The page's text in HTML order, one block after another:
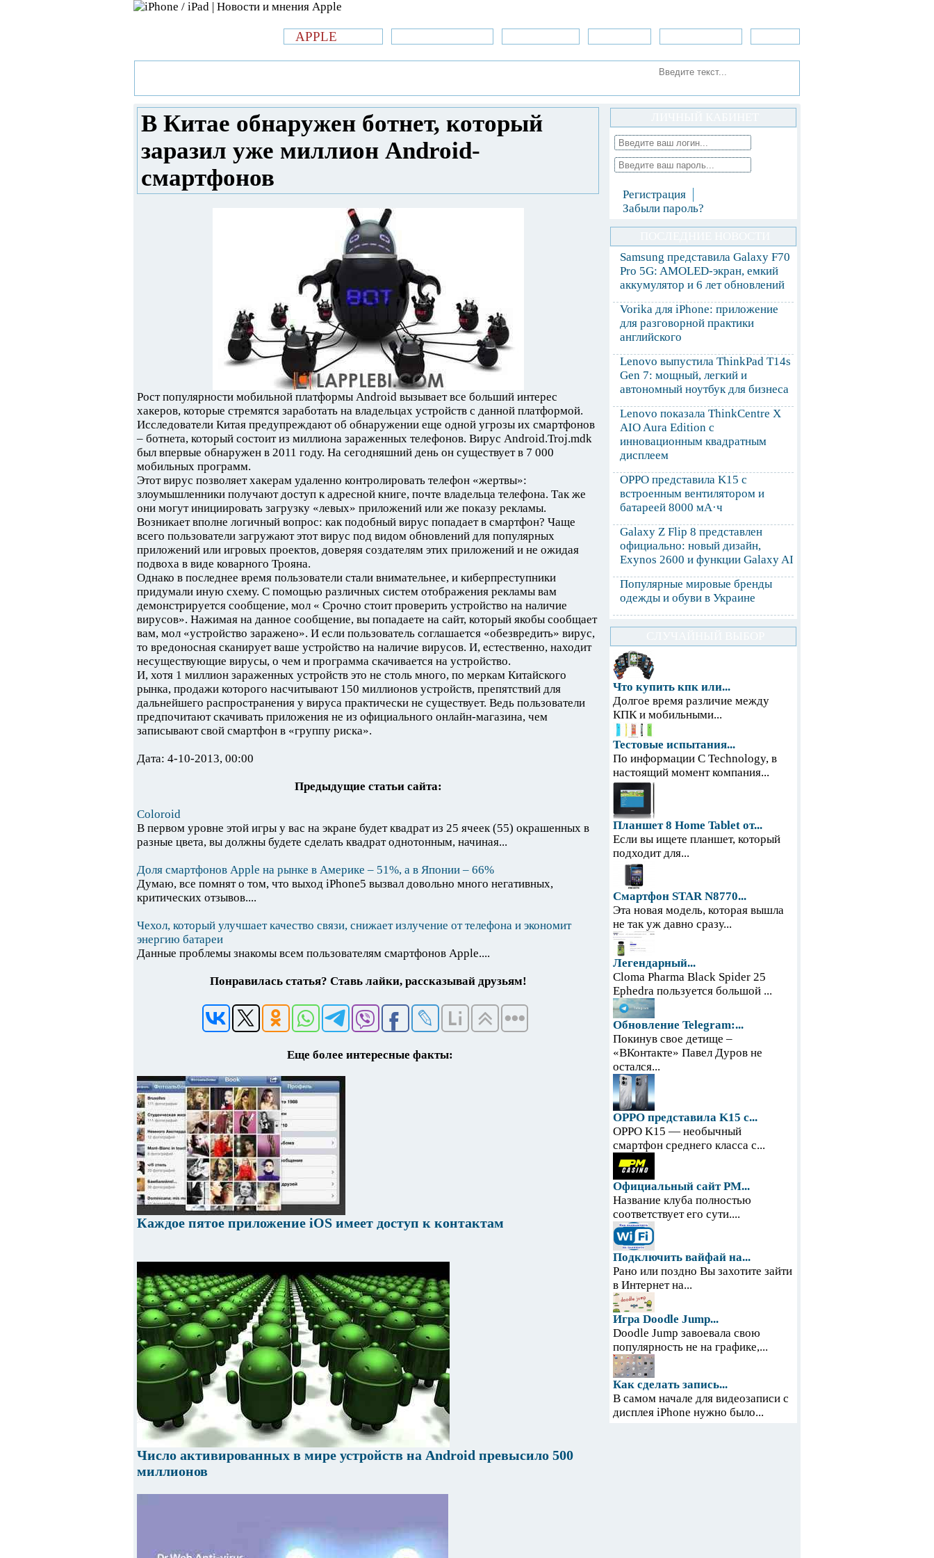
APPLE
В Китае обнаружен ботнет, который
заразил уже миллион Android-
смартфонов
Рост популярности мобильной платформы Android вызывает все больший интерес
хакеров, которые стремятся заработать на владельцах устройств с данной платформой.
Исследователи Китая предупреждают об обнаружении еще одной угрозы их смартфонов
– ботнета, который состоит из миллиона зараженных телефонов. Вирус Android.Troj.mdk
был впервые обнаружен в 2011 году. На сегодняшний день он существует в 7 000
мобильных программ.
Этот вирус позволяет хакерам удаленно контролировать телефон «жертвы»:
злоумышленники получают доступ к адресной книге, почте владельца телефона. Так же
они могут инициировать загрузку «левых» приложений или же показу рекламы.
Возникает вполне логичный вопрос: как подобный вирус попадает в смартфон? Чаще
всего пользователи загружают этот вирус под видом обновлений для популярных
приложений или игровых проектов, доверяя создателям этих приложений и не ожидая
подвоха в виде коварного Трояна.
Однако в последнее время пользователи стали внимательнее, и киберпреступники
придумали иную схему. С помощью различных систем отображения рекламы вам
демонстрируется сообщение, мол « Срочно стоит проверить устройство на наличие
вирусов». Нажимая на данное сообщение, вы попадаете на сайт, который якобы сообщает
вам, мол «устройство заражено». И если пользователь соглашается «обезвредить» вирус,
то вредоносная сканирует ваше устройство на наличие вирусов. И, естественно, находит
несуществующие вирусы, о чем и программа скачивается на устройство.
И, хотя 1 миллион зараженных устройств это не столь много, по меркам Китайского
рынка, продажи которого насчитывают 150 миллионов устройств, препятствий для
дальнейшего распространения у вируса практически не существует. Ведь пользователи
предпочитают скачивать приложения не из официального онлайн-магазина, чем
записывают свой смартфон в «группу риска».
Дата: 4-10-2013, 00:00
Предыдущие статьи сайта:
Coloroid
В первом уровне этой игры у вас на экране будет квадрат из 25 ячеек (55) окрашенных в
разные цвета, вы должны будете сделать квадрат однотонным, начиная...
Доля смартфонов Apple на рынке в Америке – 51%, а в Японии – 66%
Думаю, все помнят о том, что выход iPhone5 вызвал довольно много негативных,
критических отзывов....
Чехол, который улучшает качество связи, снижает излучение от телефона и экономит
энергию батареи
Данные проблемы знакомы всем пользователям смартфонов Apple....
Понравилась статья? Ставь лайки, рассказывай друзьям!
Еще более интересные факты:
Каждое пятое приложение iOS имеет доступ к контактам
Число активированных в мире устройств на Android превысило 500
миллионов
Регистрация
Забыли пароль?
Samsung представила Galaxy F70
Pro 5G: AMOLED-экран, емкий
аккумулятор и 6 лет обновлений
Vorika для iPhone: приложение
для разговорной практики
английского
Lenovo выпустила ThinkPad T14s
Gen 7: мощный, легкий и
автономный ноутбук для бизнеса
Lenovo показала ThinkCentre X
AIO Aura Edition с
инновационным квадратным
дисплеем
OPPO представила K15 с
встроенным вентилятором и
батареей 8000 мА·ч
Galaxy Z Flip 8 представлен
официально: новый дизайн,
Exynos 2600 и функции Galaxy AI
Популярные мировые бренды
одежды и обуви в Украине
Что купить кпк или...
Долгое время различие между
КПК и мобильными...
Тестовые испытания...
По информации С Technology, в
настоящий момент компания...
Планшет 8 Home Tablet от...
Если вы ищете планшет, который
подходит для...
Смартфон STAR N8770...
Эта новая модель, которая вышла
не так уж давно сразу...
Легендарный...
Cloma Pharma Black Spider 25
Ephedra пользуется большой ...
Обновление Telegram:...
Покинув свое детище –
«ВКонтакте» Павел Дуров не
остался...
OPPO представила K15 с...
OPPO K15 — необычный
смартфон среднего класса с...
Официальный сайт PM...
Название клуба полностью
соответствует его сути....
Подключить вайфай на...
Рано или поздно Вы захотите зайти
в Интернет на...
Игра Doodle Jump...
Doodle Jump завоевала свою
популярность не на графике,...
Как сделать запись...
В самом начале для видеозаписи с
дисплея iPhone нужно было...